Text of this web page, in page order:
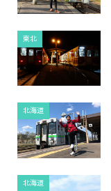
東北
北海道
北海道